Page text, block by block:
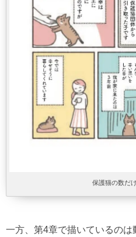
保護猫の数だ
一方、第4章で描いているのは